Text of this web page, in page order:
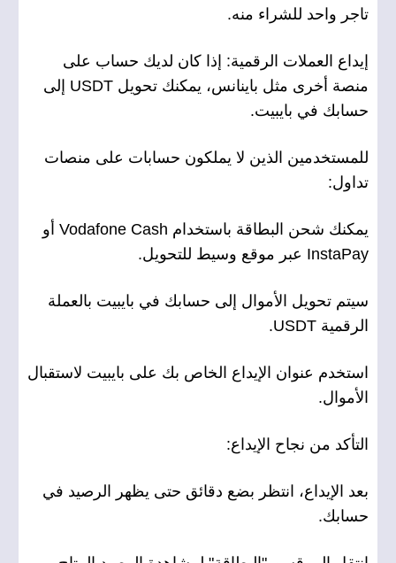
تاجر واحد للشراء منه.
إيداع العملات الرقمية: إذا كان لديك حساب على
منصة أخرى مثل باينانس، يمكنك تحويل USDT إلى
حسابك في بايبيت.
للمستخدمين الذين لا يملكون حسابات على منصات
تداول:
يمكنك شحن البطاقة باستخدام Vodafone Cash أو
InstaPay عبر موقع وسيط للتحويل.
سيتم تحويل الأموال إلى حسابك في بايبيت بالعملة
الرقمية USDT.
استخدم عنوان الإيداع الخاص بك على بايبيت لاستقبال
الأموال.
التأكد من نجاح الإيداع:
بعد الإيداع، انتظر بضع دقائق حتى يظهر الرصيد في
حسابك.